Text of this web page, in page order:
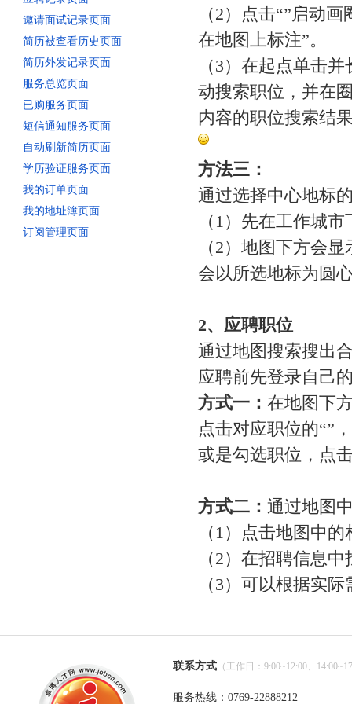
邀请面试记录页面
简历被查看历史页面
简历外发记录页面
服务总览页面
已购服务页面
短信通知服务页面
自动刷新简历页面
学历验证服务页面
我的订单页面
我的地址簿页面
订阅管理页面
（2）点击“”启动画
在地图上标注”。
（3）在起点单击
动搜索职位，并在
内容的职位搜索结
方法三：
通过选择中心地标
（1）先在工作城
（2）地图下方会
会以所选地标为圆
2、应聘职位
通过地图搜索搜出
应聘前先登录自己
方式一： 在地图下
点击对应职位的“”
或是勾选职位，点
方式二： 通过地图
（1）点击地图中
（2）在招聘信息
（3）可以根据实
联系方式 （工作日：9:00~12:00、
服务热线：0769-22888212